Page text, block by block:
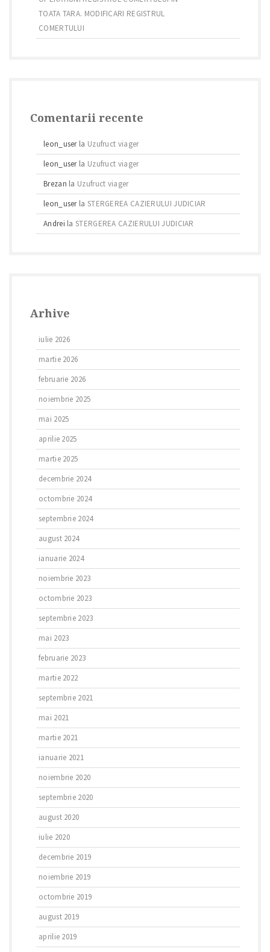
TOATA TARA. MODIFICARI REGISTRUL
COMERTULUI
Comentarii recente
leon_userla Uzufruct viager
leon_userla Uzufruct viager
Brezan la Uzufruct viager
leon_userla STERGEREA CAZIERULUI JUDICIAR
Andrei laSTERGEREA CAZIERULUI JUDICIAR
Arhive
iulie 2026
martie 2026
februarie 2026
noiembrie 2025
mai 2025
aprilie 2025
martie 2025
decembrie 2024
octombrie 2024
septembrie 2024
august 2024
ianuarie 2024
noiembrie 2023
octombrie 2023
septembrie 2023
mai 2023
februarie 2023
martie 2022
septembrie 2021
mai 2021
martie 2021
ianuarie 2021
noiembrie 2020
septembrie 2020
august 2020
iulie 2020
decembrie 2019
noiembrie 2019
octombrie 2019
august 2019
aprilie 2019